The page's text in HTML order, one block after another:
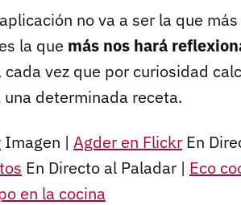
no va a ser la que
la que más nos hará
vez que por curiosidad
determinada receta.
Imagen | Agder en Flickr En
En Directo al Paladar | Eco
en la cocina